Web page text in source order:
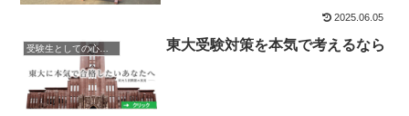
2025.06.05
受験生としての心構え 東大受験対策を本気で考えるなら